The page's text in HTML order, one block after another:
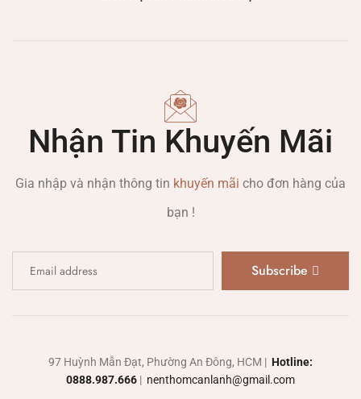
Nhận Tin Khuyến Mãi
Gia nhập và nhận thông tin khuyến mãi cho đơn hàng của
bạn !
Subscribe
97 Huỳnh Mẫn Đạt, Phường An Đông, HCM | Hotline:
0888.987.666 | nenthomcanlanh@gmail.com